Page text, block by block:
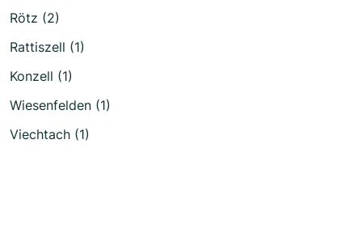
Rötz (2)
Rattiszell (1)
Konzell (1)
Wiesenfelden (1)
Viechtach (1)